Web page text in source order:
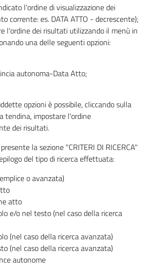
l'ordine di visualizzazione dei
corrente: es. DATA ATTO - decrescente);
l'ordine dei risultati utilizzando il menù in
una delle seguenti opzioni:
autonoma-Data Atto;
opzioni è possibile, cliccando sulla
tendina, impostare l'ordine
dei risultati.
la sezione "CRITERI DI RICERCA"
del tipo di ricerca effettuata:
o avanzata)
atto
e/o nel testo (nel caso della ricerca
(nel caso della ricerca avanzata)
(nel caso della ricerca avanzata)
autonome